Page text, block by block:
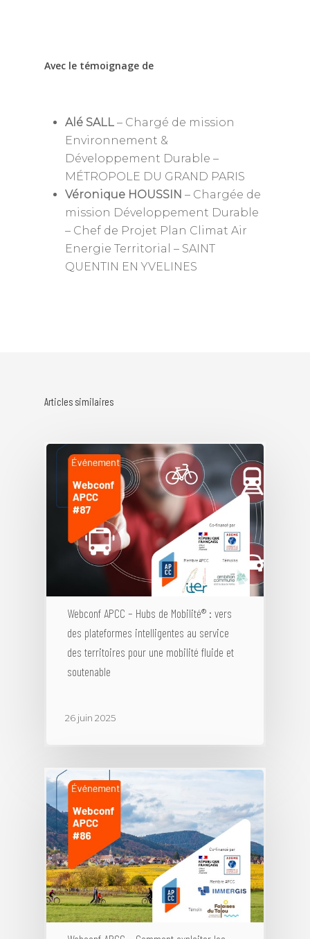
Avec le témoignage de
Alé SALL – Chargé de mission
Environnement &
Développement Durable –
MÉTROPOLE DU GRAND PARIS
Véronique HOUSSIN – Chargée de
mission Développement Durable
– Chef de Projet Plan Climat Air
Energie Territorial – SAINT
QUENTIN EN YVELINES
Articles similaires
Webconf APCC – Hubs de Mobilité® : vers
des plateformes intelligentes au service
des territoires pour une mobilité fluide et
soutenable
26 juin 2025
Règlement Intérieur
Statuts de
Qui sommes-nous
Missions & objectifs
Gouvernance
Equipe Permanente
Les groupes de travail
Historique
Collectivités,
Climat
Mobilité durable
Entreprise, climat &
Événements
Webconfs de l’APCC
Sommet Virtuel du
Sommet Virtuel de la
Durable
Publications
Conseils de la
Notes de
tribunes
Podcast